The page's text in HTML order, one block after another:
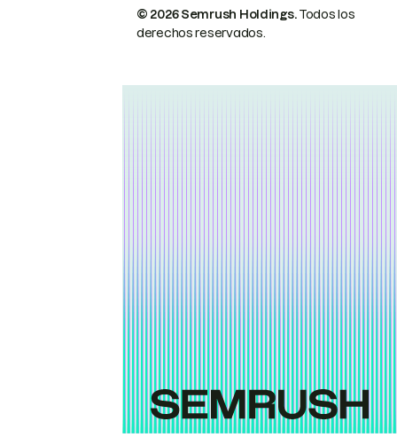
© 2026 Semrush Holdings.Todos los
derechos reservados.